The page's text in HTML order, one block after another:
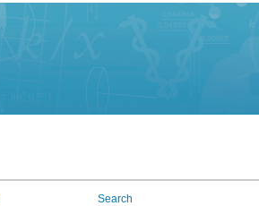
Search